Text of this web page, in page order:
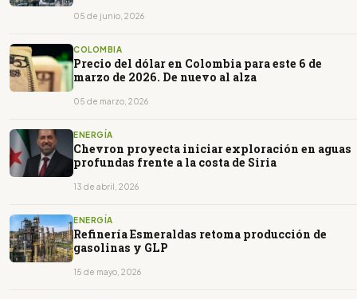
05 de junio, 2026
COLOMBIA
Precio del dólar en Colombia para este 6 de
marzo de 2026. De nuevo al alza
05 de marzo, 2026
ENERGÍA
Chevron proyecta iniciar exploración en aguas
profundas frente a la costa de Siria
13 de abril, 2026
ENERGÍA
Refinería Esmeraldas retoma producción de
gasolinas y GLP
15 de mayo, 2026